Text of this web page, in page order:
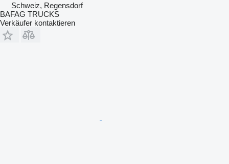
Schweiz, Regensdorf
BAFAG TRUCKS
Verkäufer kontaktieren